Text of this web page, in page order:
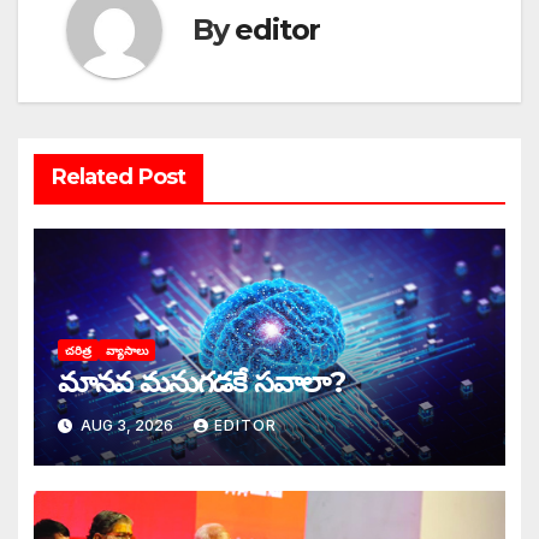
Byeditor
Related Post
చరిత్ర వ్యాసాలు
మానవ మనుగడకే సవాలా?
AUG 3, 2026 EDITOR